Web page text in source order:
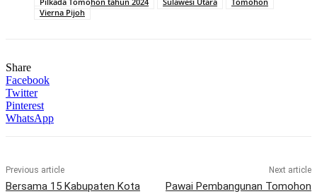
Vierna Pijoh
Share
Facebook
Twitter
Pinterest
WhatsApp
Previous article
Bersama 15 Kabupaten Kota
Next article
Pawai Pembangunan Tomohon